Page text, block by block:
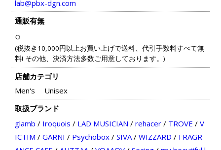
lab@pbx-dgn.com
通販有無
○
(税抜き10,000円以上お買い上げで送料、代引手数料すべて無
料! その他、決済方法多数ご用意しております。)
店舗カテゴリ
Men's
Unisex
取扱ブランド
glamb / Iroquois / LAD MUSICIAN / rehacer/ TROVE / V
ICTIM / GARNI / Psychobox/ SIVA/ WIZZARD / FRAGR